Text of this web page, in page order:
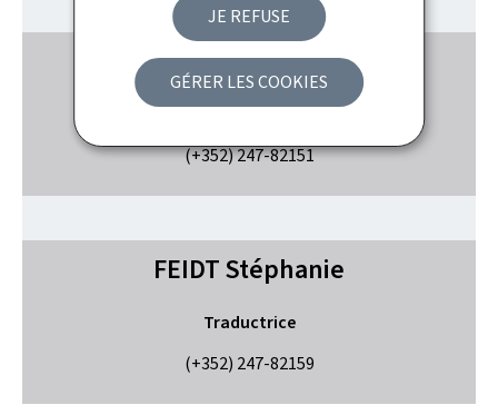
JE REFUSE
GÉRER LES COOKIES
DE ALMEIDASara
Traductrice
(+352) 247-82151
FEIDTStéphanie
Traductrice
(+352) 247-82159